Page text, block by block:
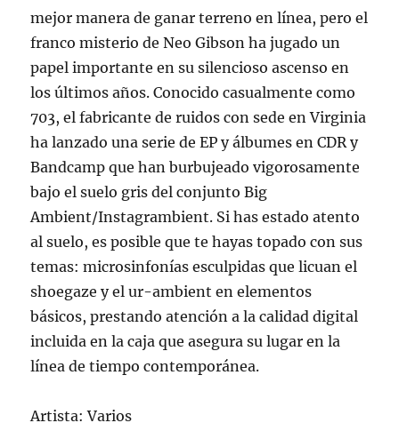
mejor manera de ganar terreno en línea, pero el
franco misterio de Neo Gibson ha jugado un
papel importante en su silencioso ascenso en
los últimos años. Conocido casualmente como
703, el fabricante de ruidos con sede en Virginia
ha lanzado una serie de EP y álbumes en CDR y
Bandcamp que han burbujeado vigorosamente
bajo el suelo gris del conjunto Big
Ambient/Instagrambient. Si has estado atento
al suelo, es posible que te hayas topado con sus
temas: microsinfonías esculpidas que licuan el
shoegaze y el ur-ambient en elementos
básicos, prestando atención a la calidad digital
incluida en la caja que asegura su lugar en la
línea de tiempo contemporánea.
Artista: Varios